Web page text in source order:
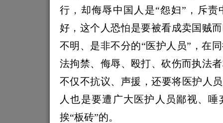
行，却侮辱中国人是“怨妇”，斥责
好，这个人恐怕是要被看成卖国贼
不明、是非不分的“医护人员”，在
法拘禁、侮辱、殴打、砍伤而执法
不仅不抗议、声援，还要将医护人
人也是要遭广大医护人员鄙视、
挨“板砖”的。